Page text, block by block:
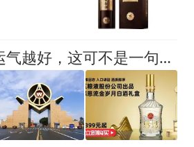
越感恩的人，运气越好，这可不是一句鸡汤